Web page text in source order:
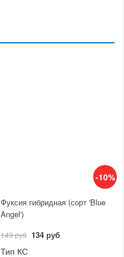
-10%
Фуксия гибридная (сорт 'Blue
Angel')
149 руб 134 руб
Тип КС